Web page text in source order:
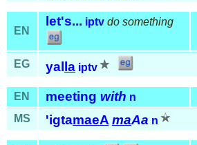
EN
let's... iptv do something
EG yal la iptv
EN meeting with n
MS
'igtamaeA maAa n